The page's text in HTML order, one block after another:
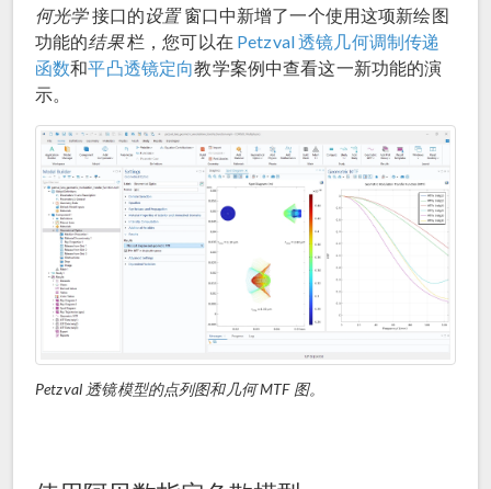
何光学接口的设置窗口中新增了一个使用这项新绘图
功能的结果栏，您可以在 Petzval 透镜几何调制传递
函数和平凸透镜定向教学案例中查看这一新功能的演
示。
Petzval 透镜模型的点列图和几何 MTF 图。